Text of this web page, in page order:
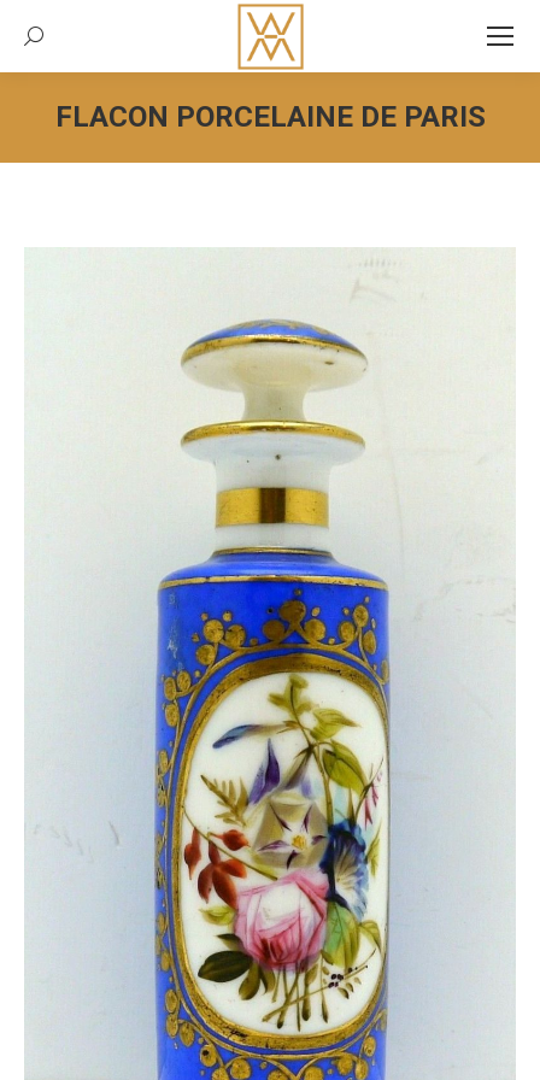
Recherche:
FLACON PORCELAINE DE PARIS
Vous êtes ici :